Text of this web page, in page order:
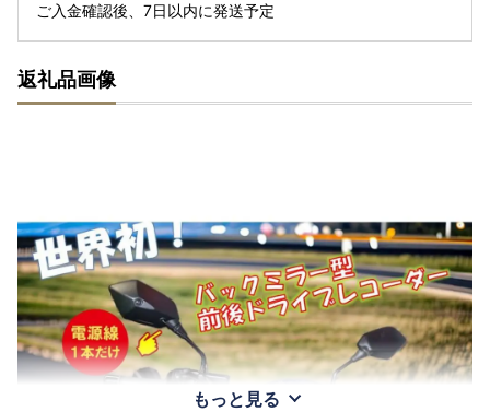
ご入金確認後、7日以内に発送予定
返礼品画像
もっと見る